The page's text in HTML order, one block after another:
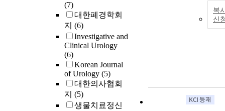
(7)
대한폐경학회
지 (6)
Investigative and
Clinical Urology
(6)
Korean Journal
of Urology (5)
대한의사협회
지 (5)
생물치료정신
복
신